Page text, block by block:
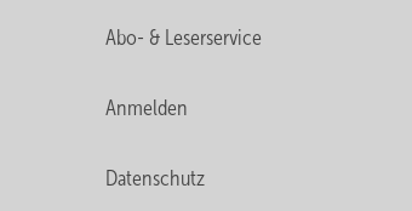
Abo- & Leserservice
Anmelden
Datenschutz